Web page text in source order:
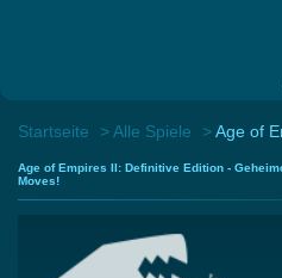
Startseite Alle Spiele Age of
Age of Empires II: Definitive Edition -
Moves!